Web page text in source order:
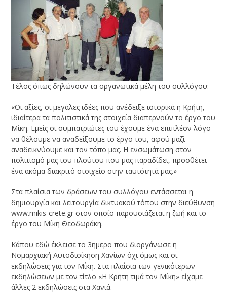
Τέλος όπως δηλώνουν τα οργανωτικά μέλη του συλλόγου:
«Οι αξίες, οι μεγάλες ιδέες που ανέδειξε ιστορικά η Κρήτη,
ιδιαίτερα τα πολιτιστικά της στοιχεία διαπερνούν το έργο του
Μίκη. Εμείς οι συμπατριώτες του έχουμε ένα επιπλέον λόγο
να θέλουμε να αναδείξουμε το έργο του, αφού μαζί
αναδεικνύουμε και τον τόπο μας. Η ενσωμάτωση στον
πολιτισμό μας του πλούτου που μας παραδίδει, προσθέτει
ένα ακόμα διακριτό στοιχείο στην ταυτότητά μας.»
Στα πλαίσια των δράσεων του συλλόγου εντάσσεται η
δημιουργία και λειτουργία δικτυακού τόπου στην διεύθυνση
www.mikis-crete.gr στον οποίο παρουσιάζεται η ζωή και το
έργο του Μίκη Θεοδωράκη.
Κάπου εδώ έκλεισε το 3ημερο που διοργάνωσε η
Νομαρχιακή Αυτοδιοίκηση Χανίων όχι όμως και οι
εκδηλώσεις για τον Μίκη. Στα πλαίσια των γενικότερων
εκδηλώσεων με τον τίτλο «Η Κρήτη τιμά τον Μίκη» είχαμε
άλλες 2 εκδηλώσεις στα Χανιά.